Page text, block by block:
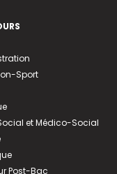
Sport
et Médico-Social
Post-Bac